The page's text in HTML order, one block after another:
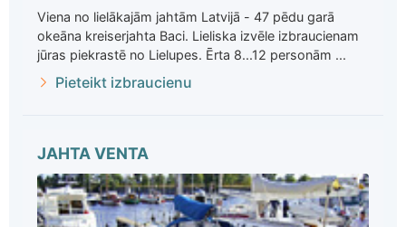
Viena no lielākajām jahtām Latvijā - 47 pēdu garā
okeāna kreiserjahta Baci. Lieliska izvēle izbraucienam
jūras piekrastē no Lielupes. Ērta 8...12 personām ...
Pieteikt izbraucienu
JAHTA VENTA